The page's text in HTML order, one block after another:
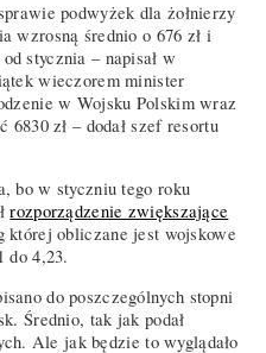
podwyżek dla żołnierzy
wzrosną średnio o 676 zł i
stycznia – napisał w
wieczorem minister
w Wojsku Polskim wraz
zł – dodał szef resortu
bo w styczniu tego roku
rozporządzenie zwiększające
której obliczane jest wojskowe
do 4,23.
do poszczególnych stopni
Średnio, tak jak podał
Ale jak będzie to wyglądało